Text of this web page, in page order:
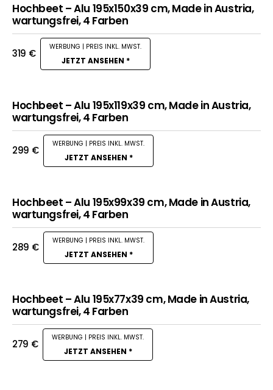
Hochbeet – Alu 195x150x39 cm, Made in Austria,
wartungsfrei, 4 Farben
319 €
JETZT ANSEHEN *
Hochbeet – Alu 195x119x39 cm, Made in Austria,
wartungsfrei, 4 Farben
299 €
JETZT ANSEHEN *
Hochbeet – Alu 195x99x39 cm, Made in Austria,
wartungsfrei, 4 Farben
289 €
JETZT ANSEHEN *
Hochbeet – Alu 195x77x39 cm, Made in Austria,
wartungsfrei, 4 Farben
279 €
JETZT ANSEHEN *